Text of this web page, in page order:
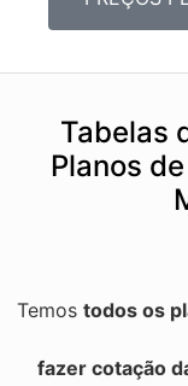
Tabelas
Planos
Temos todos os
fazer cotação